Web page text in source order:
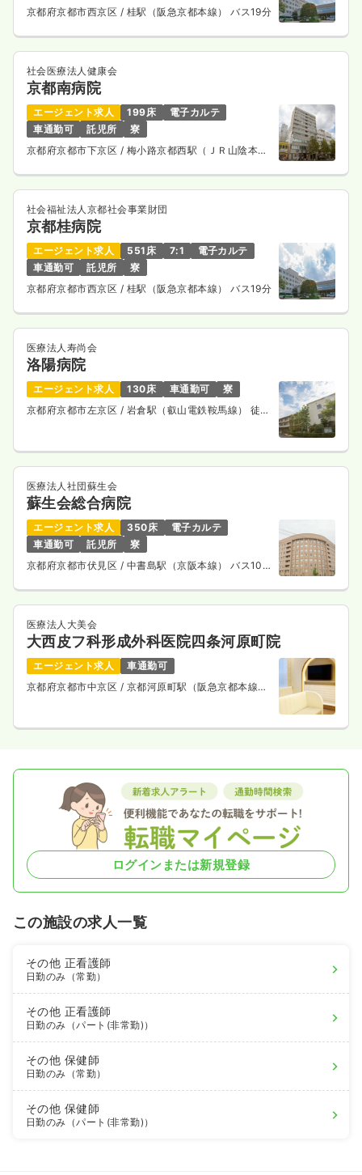
京都府京都市西京区 / 桂駅（阪急京都本線） バス19分
社会医療法人健康会
京都南病院
エージェント求人 199床
電子カルテ
車通勤可
託児所
寮
京都府京都市下京区 / 梅小路京都西駅（ＪＲ山陰本
社会福祉法人京都社会事業財団
京都桂病院
エージェント求人 551床 7:1
電子カルテ
車通勤可
託児所
寮
京都府京都市西京区 / 桂駅（阪急京都本線） バス19分
医療法人寿尚会
洛陽病院
エージェント求人 130床 車通勤可
寮
京都府京都市左京区 / 岩倉駅（叡山電鉄鞍馬線） 徒歩
医療法人社団蘇生会
蘇生会総合病院
エージェント求人 350床
電子カルテ
車通勤可
託児所
寮
京都府京都市伏見区 / 中書島駅（京阪本線） バス10
医療法人大美会
大西皮フ科形成外科医院四条河原町院
エージェント求人
車通勤可
京都府京都市中京区 / 京都河原町駅（阪急京都本線）
ログインまたは新規登録
この施設の求人一覧
その他 正看護師
日勤のみ（常勤）
その他 正看護師
日勤のみ（パート(非常勤)）
その他 保健師
日勤のみ（常勤）
その他 保健師
日勤のみ（パート(非常勤)）